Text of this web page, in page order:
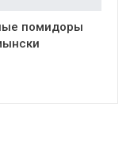
помидоры